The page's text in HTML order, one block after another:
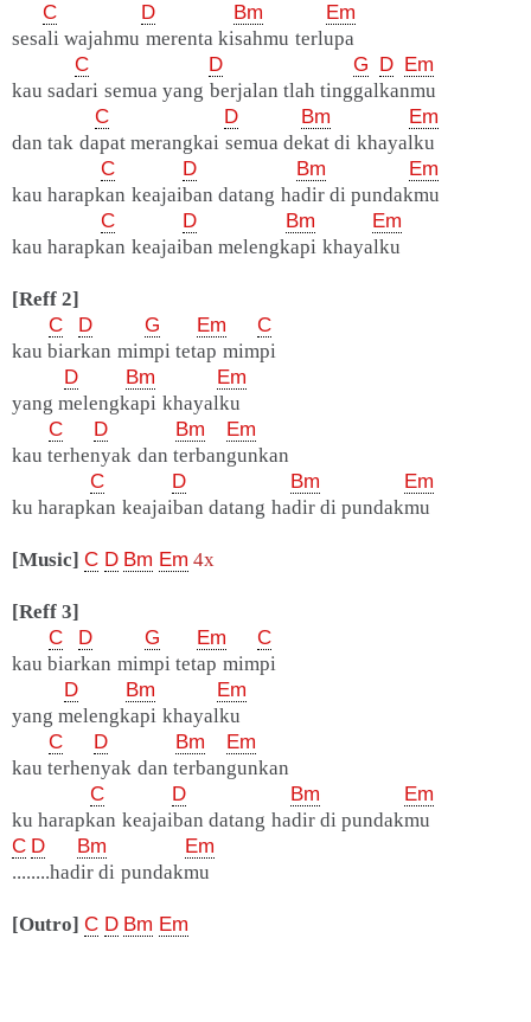
C
D Bm
Em
sesali wajahmu merenta kisahmu terlupa
C
D G D Em
kau sadari semua yang berjalan tlah tinggalkanmu
C
D Bm
Em
dan tak dapat merangkai semua dekat di khayalku
C
D Bm
Em
kau harapkan keajaiban datang hadir di pundakmu
C
D Bm
Em
kau harapkan keajaiban melengkapi khayalku
[Reff 2]
C
D G Em
C
kau biarkan mimpi tetap mimpi
D
Bm
Em
yang melengkapi khayalku
C
D Bm
Em
kau terhenyak dan terbangunkan
C
D Bm
Em
ku harapkan keajaiban datang hadir di pundakmu
[Music] C D Bm Em 4x
[Reff 3]
C
D G Em
C
kau biarkan mimpi tetap mimpi
D
Bm
Em
yang melengkapi khayalku
C
D Bm
Em
kau terhenyak dan terbangunkan
C
D Bm
Em
ku harapkan keajaiban datang hadir di pundakmu
C D Bm
Em
........hadir di pundakmu
[Outro] C D Bm Em